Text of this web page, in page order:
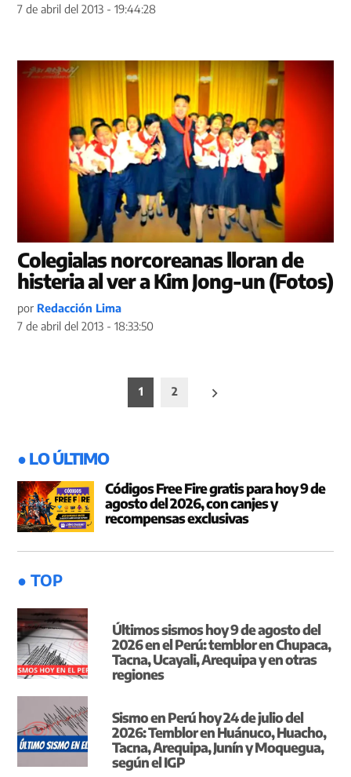
7 de abril del 2013 - 19:44:28
Colegialas norcoreanas lloran de
histeria al ver a Kim Jong-un (Fotos)
por Redacción Lima
7 de abril del 2013 - 18:33:50
1 2
● LO ÚLTIMO
Códigos Free Fire gratis para hoy 9 de
agosto del 2026, con canjes y
recompensas exclusivas
● TOP
Últimos sismos hoy 9 de agosto del
2026 en el Perú: temblor en Chupaca,
Tacna, Ucayali, Arequipa y en otras
regiones
Sismo en Perú hoy 24 de julio del
2026: Temblor en Huánuco, Huacho,
Tacna, Arequipa, Junín y Moquegua,
según el IGP